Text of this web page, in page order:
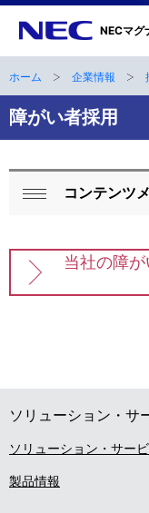
NECマグ
ナ
ビ
ゲ
ー
ン
B
r
c
r
b
n
a
v
ホーム 企業情報
障がい者採用
ロ
ル
シ
る
コンテンツ
当社の障
ソリューション・サ
ソリューション・サー
製品情報